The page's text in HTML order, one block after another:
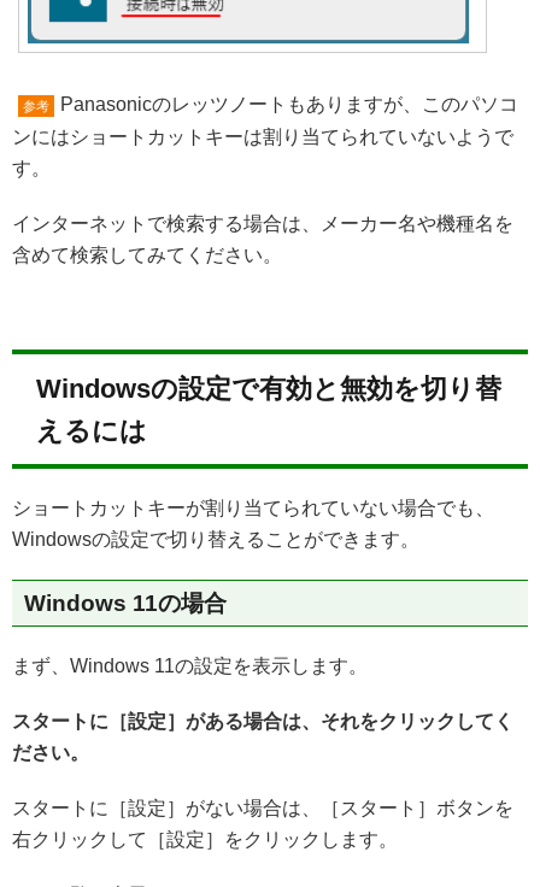
参考
Panasonicのレッツノートもありますが、このパソコ
ンにはショートカットキーは割り当てられていないようで
す。
インターネットで検索する場合は、メーカー名や機種名を
含めて検索してみてください。
Windowsの設定で有効と無効を切り替
えるには
ショートカットキーが割り当てられていない場合でも、
Windowsの設定で切り替えることができます。
Windows 11の場合
まず、Windows 11の設定を表示します。
スタートに［設定］がある場合は、それをクリックしてく
ださい。
スタートに［設定］がない場合は、［スタート］ボタンを
右クリックして［設定］をクリックします。